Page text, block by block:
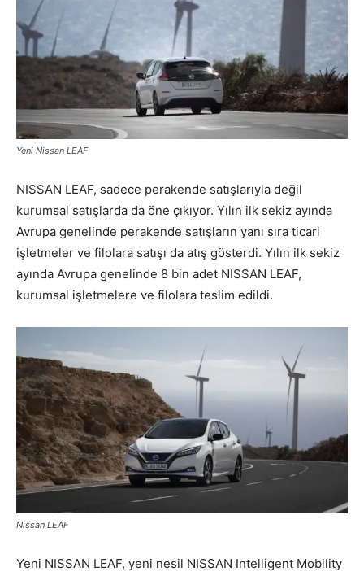
Yeni Nissan LEAF
NISSAN LEAF, sadece perakende satışlarıyla değil
kurumsal satışlarda da öne çıkıyor. Yılın ilk sekiz ayında
Avrupa genelinde perakende satışların yanı sıra ticari
işletmeler ve filolara satışı da atış gösterdi. Yılın ilk sekiz
ayında Avrupa genelinde 8 bin adet NISSAN LEAF,
kurumsal işletmelere ve filolara teslim edildi.
Nissan LEAF
Yeni NISSAN LEAF, yeni nesil NISSAN Intelligent Mobility